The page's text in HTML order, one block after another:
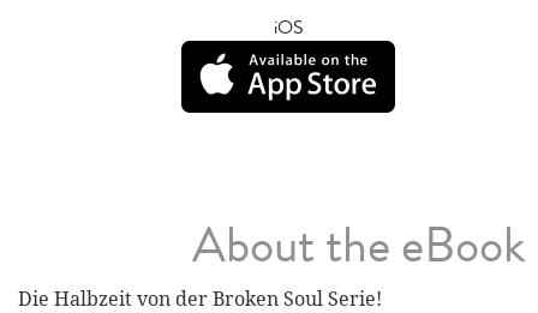
iOS
About the eBook
Die Halbzeit von der Broken Soul Serie!